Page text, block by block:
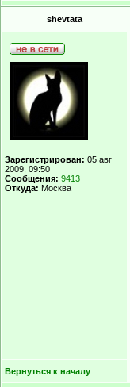
shevtata
Зарегистрирован: 05 авг
2009, 09:50
Сообщения: 9413
Откуда: Москва
Вернуться к началу